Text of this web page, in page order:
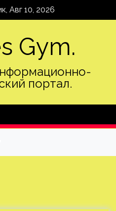
Авг 10, 2026
Gym.
портал.